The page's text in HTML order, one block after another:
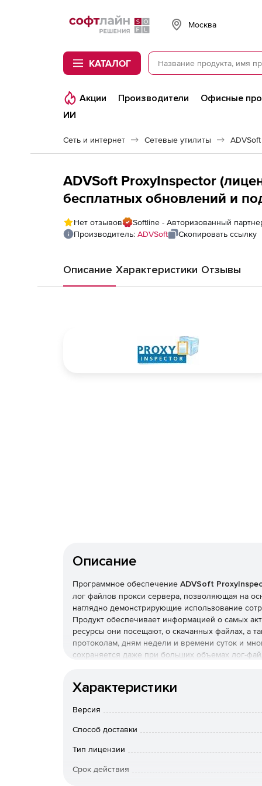
Softline
Москва
КАТАЛОГ
Акции Производители Офисные
ИИ
Сеть и интернет Сетевые утилиты
ADVSoft ProxyInspector
бесплатных обновлений и
Нет отзывов
Softline - Авторизованный
Производитель: ADVSoft Скопировать ссылку
Описание Характеристики Отзывы
Описание
Программное обеспечение ADVSoft
лог файлов прокси сервера, позволяющая на
наглядно демонстрирующие использование
Продукт обеспечивает информацией о самых
ресурсы они посещают, о скачанных файлах, а
протоколам, дням недели и времени суток и
сохраняется даже при больших объемах лог-
Работа на любом компьютере в локальной
Широкий выбор отчетов
Встроенный браузер отчетов с
Характеристики
Версия
Способ доставки
Тип лицензии
Срок действия